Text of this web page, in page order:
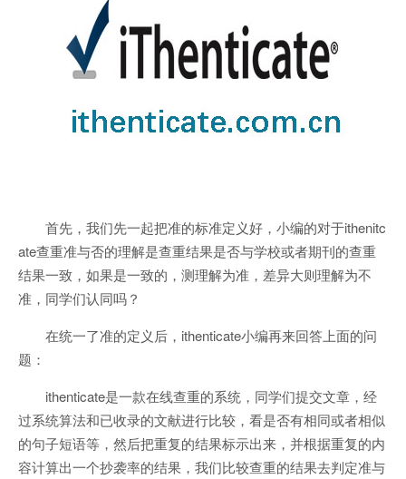
首先，我们先一起把准的标准定义好，小编的对于ithenitc
ate查重准与否的理解是查重结果是否与学校或者期刊的查重
结果一致，如果是一致的，测理解为准，差异大则理解为不
准，同学们认同吗？
在统一了准的定义后，ithenticate小编再来回答上面的问
题：
ithenticate是一款在线查重的系统，同学们提交文章，经
过系统算法和已收录的文献进行比较，看是否有相同或者相似
的句子短语等，然后把重复的结果标示出来，并根据重复的内
容计算出一个抄袭率的结果，我们比较查重的结果去判定准与